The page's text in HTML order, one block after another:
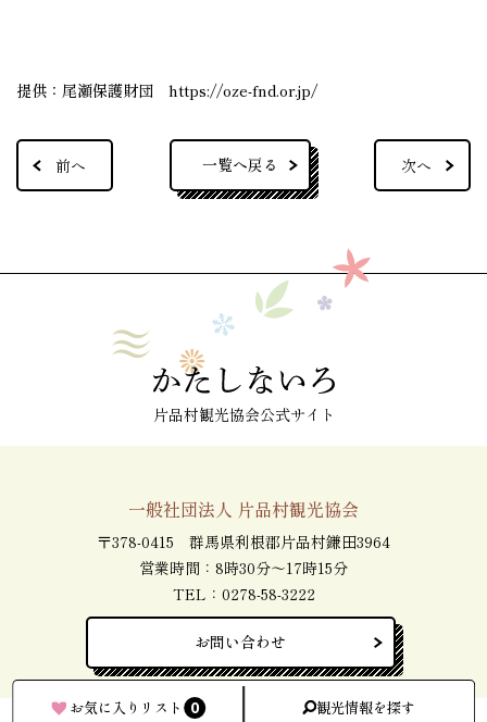
提供：尾瀬保護財団 https://oze-fnd.or.jp/
前へ 次へ
一覧へ戻る
片品村観光協会公式サイト
一般社団法人 片品村観光協会
〒378-0415 群馬県利根郡片品村鎌田3964
営業時間：8時30分～17時15分
TEL： 0278-58-3222
お問い合わせ
Copyright(C)片品村観光協会 All RIghts Reserved.
お気に入りリスト 0 観光情報を探す